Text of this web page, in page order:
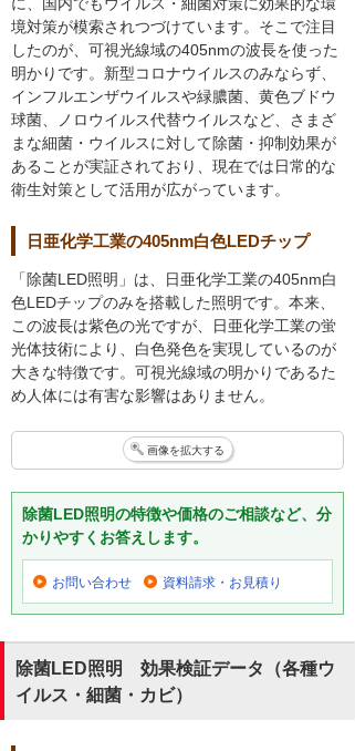
境対策が模索されつづけています。そこで注目
したのが、可視光線域の405nmの波長を使った
明かりです。新型コロナウイルスのみならず、
インフルエンザウイルスや緑膿菌、黄色ブドウ
球菌、ノロウイルス代替ウイルスなど、さまざ
まな細菌・ウイルスに対して除菌・抑制効果が
あることが実証されており、現在では日常的な
衛生対策として活用が広がっています。
日亜化学工業の405nm白色LEDチップ
「除菌LED照明」は、日亜化学工業の405nm白
色LEDチップのみを搭載した照明です。本来、
この波長は紫色の光ですが、日亜化学工業の蛍
光体技術により、白色発色を実現しているのが
大きな特徴です。可視光線域の明かりであるた
め人体には有害な影響はありません。
画像を拡大する
除菌LED照明の特徴や価格のご相談など、分
かりやすくお答えします。
お問い合わせ 資料請求・お見積り
除菌LED照明 効果検証データ（各種ウ
イルス・細菌・カビ）